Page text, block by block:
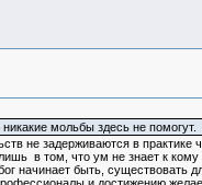
мольбы здесь не помогут.
не задерживаются в
в том, что ум не знает к
начинает быть,